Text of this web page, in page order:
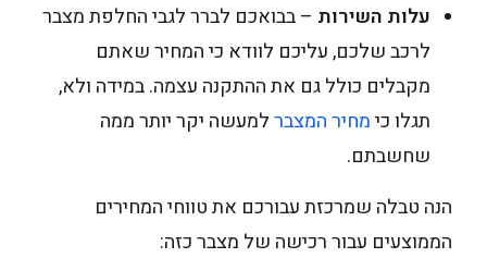
עלות השירות – בבואכם לברר לגבי החלפת מצבר
לרכב שלכם, עליכם לוודא כי המחיר שאתם
מקבלים כולל גם את ההתקנה עצמה. במידה ולא,
תגלו כימחיר המצברלמעשה יקר יותר ממה
שחשבתם.
הנה טבלה שמרכזת עבורכם את טווחי המחירים
הממוצעים עבור רכישה של מצבר כזה: